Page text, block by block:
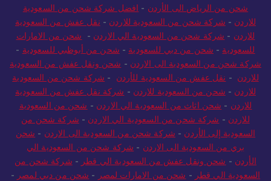
شحن من الرياض الى الأردن - افضل شركة شحن من السعودية
للاردن - شركة شحن من السعودية للاردن - نقل عفش من السعودية
للاردن - شركة شحن من السعودية الي الاردن - شحن من الامارات
للسعودية - شحن من دبي للسعودية - شحن من أبوظبي للسعودية -
شركة شحن من السعودية الى الاردن - شحن ونقل عفش من السعودية
للاردن - نقل عفش من السعودية للأردن - شركة شحن من السعودية
للاردن - شحن من السعودية للاردن - شركة نقل عفش من السعودية
للاردن - شحن اثاث من السعودية الي الاردن - شحن من السعودية
للاردن - شركة شحن من السعودية الي الاردن - شركة شحن من
السعودية إلى الأردن - شركة شحن من السعودية الى الاردن - شحن
بري من السعودية الى الاردن - شركة شحن من السعودية الي
الأردن - شحن ونقل عفش من السعودية الي قطر - شركة شحن من
السعودية الي قطر - شحن من الامارات لمصر - شحن من دبي لمصر -